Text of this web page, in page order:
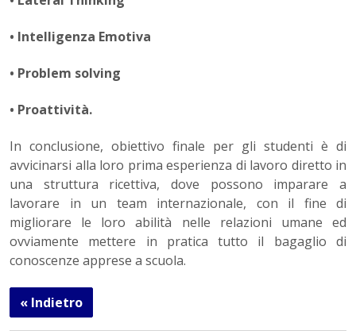
• Intelligenza Emotiva
• Problem solving
• Proattività.
In conclusione, obiettivo finale per gli studenti è di
avvicinarsi alla loro prima esperienza di lavoro diretto in
una struttura ricettiva, dove possono imparare a
lavorare in un team internazionale, con il fine di
migliorare le loro abilità nelle relazioni umane ed
ovviamente mettere in pratica tutto il bagaglio di
conoscenze apprese a scuola.
« Indietro